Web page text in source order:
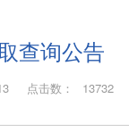
查询公告
点击数： 13732